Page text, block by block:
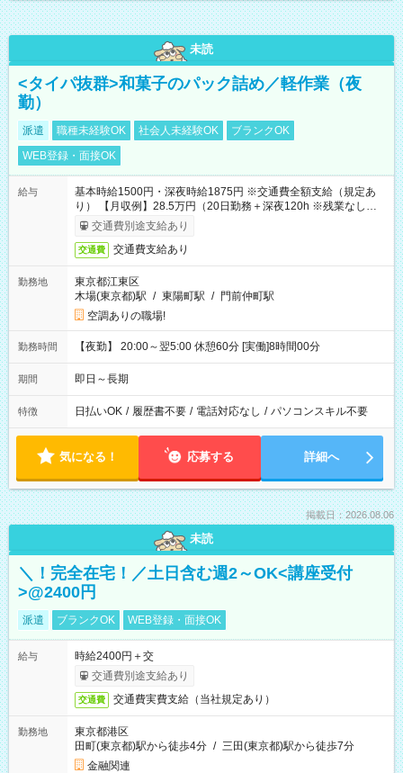
未読
<タイパ抜群>和菓子のパック詰め／軽作業（夜
勤）
派遣 職種未経験OK 社会人未経験OK
ブランクOK
WEB登録・面接OK
給与
基本時給1500円・深夜時給1875円 ※交通費全額支給（規定あ
り） 【月収例】28.5万円（20日勤務＋深夜120h ※残業なしの場
合）交通費別途支給あり
交通費 交通費支給あり
勤務地
東京都江東区
木場(東京都)駅 / 東陽町駅 / 門前仲町駅
空調ありの職場!
勤務時間 【夜勤】 20:00～翌5:00 休憩60分 [実働]8時間00分
期間 即日～長期
特徴 日払いOK / 履歴書不要 / 電話対応なし / パソコンスキル不要
気になる！ 応募する 詳細へ
掲載日：2026.08.06
未読
＼！完全在宅！／土日含む週2～OK<講座受付
>@2400円
派遣 ブランクOK WEB登録・面接OK
給与
時給2400円＋交
交通費別途支給あり
交通費 交通費実費支給（当社規定あり）
勤務地
東京都港区
田町(東京都)駅から徒歩4分 / 三田(東京都)駅から徒歩7分
金融関連